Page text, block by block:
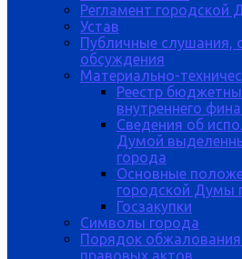
Регламент
Устав
Публичные слушания,
обсуждения
Материально-
Реестр
внутреннего
Сведения об
Думой
города
Основные
городской Думы
Госзакупки
Символы города
Порядок
правовых актов